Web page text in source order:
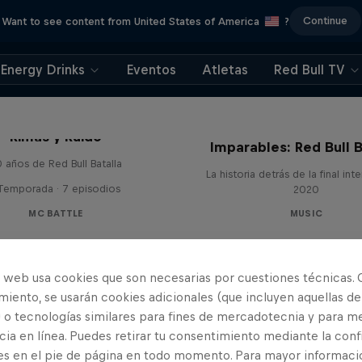
Want to see content from United States of America ? Continue
Energy Drinks Eventos Atletas Red Bull TV
Rimas y Ruido
años de Red Bull Batalla
· 7 episodios
MC BATTLE
Imparables: Red Bull
La historia detrás de la final
2020
MUSIC
web usa cookies que son necesarias por cuestiones técnicas.
se usarán cookies adicionales (que incluyen aquellas de
tecnologías similares para fines de mercadotecnia y para
en línea. Puedes retirar tu consentimiento mediante la
en el pie de página en todo momento. Para mayor